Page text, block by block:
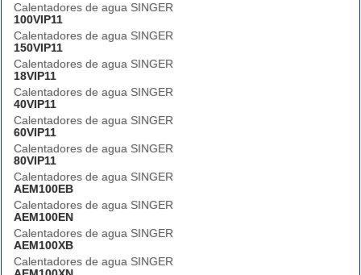
Calentadores de agua SINGER
100VIP11
Calentadores de agua SINGER
150VIP11
Calentadores de agua SINGER
18VIP11
Calentadores de agua SINGER
40VIP11
Calentadores de agua SINGER
60VIP11
Calentadores de agua SINGER
80VIP11
Calentadores de agua SINGER
AEM100EB
Calentadores de agua SINGER
AEM100EN
Calentadores de agua SINGER
AEM100XB
Calentadores de agua SINGER